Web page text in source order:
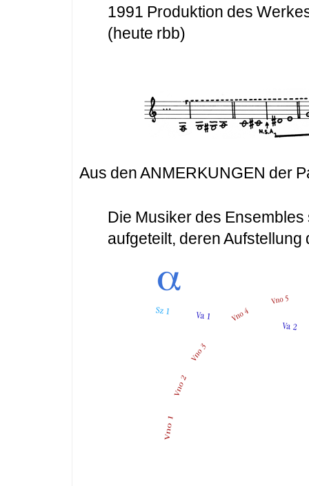
1991 Produktion des
(heute rbb)
Aus den ANMERKUNGEN der
Die Musiker des
aufgeteilt, deren